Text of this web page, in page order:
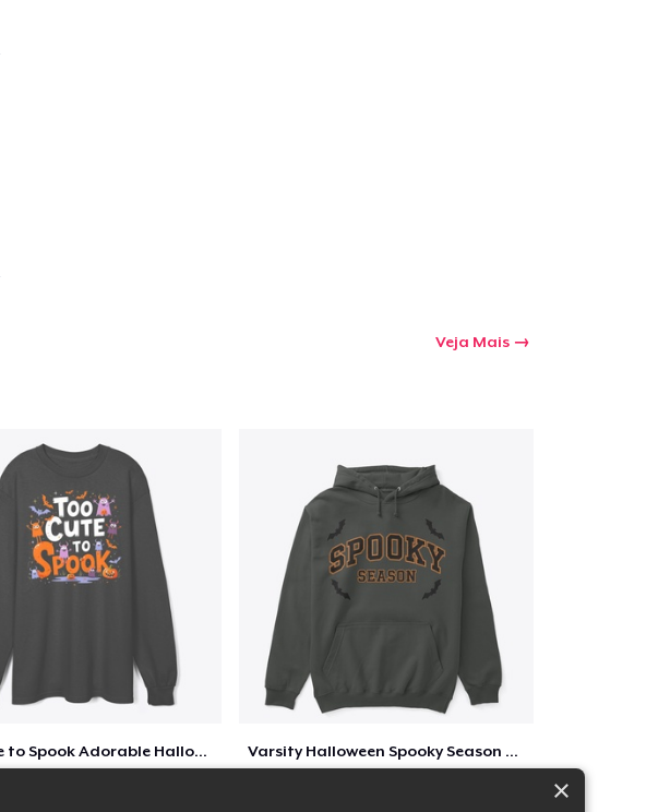
Veja Mais
Too Cute to Spook Adorable Halloween Tee Varsity Halloween Spooky Season Letter
×